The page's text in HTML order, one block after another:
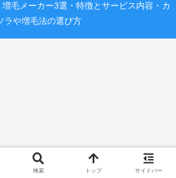
毛メーカー3選・特徴とサービス内容・カ
ラや増毛法の選び方
検索 トップ サイドバー